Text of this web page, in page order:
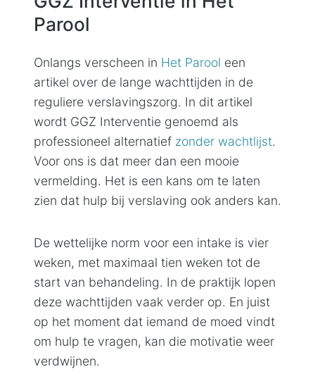
Parool
Onlangs verscheen in Het Parool een
artikel over de lange wachttijden in de
reguliere verslavingszorg. In dit artikel
wordt GGZ Interventie genoemd als
professioneel alternatief zonder wachtlijst.
Voor ons is dat meer dan een mooie
vermelding. Het is een kans om te laten
zien dat hulp bij verslaving ook anders kan.
De wettelijke norm voor een intake is vier
weken, met maximaal tien weken tot de
start van behandeling. In de praktijk lopen
deze wachttijden vaak verder op. En juist
op het moment dat iemand de moed vindt
om hulp te vragen, kan die motivatie weer
verdwijnen.